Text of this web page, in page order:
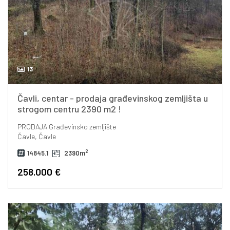
13
Čavli, centar - prodaja građevinskog zemljišta u
strogom centru 2390 m2 !
PRODAJAGrađevinsko zemljište
Čavle, Čavle
14845.1 2390m2
258.000 €